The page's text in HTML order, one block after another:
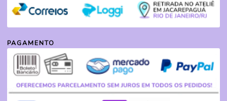
PAGAMENTO